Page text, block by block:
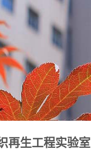
再生工程实验室